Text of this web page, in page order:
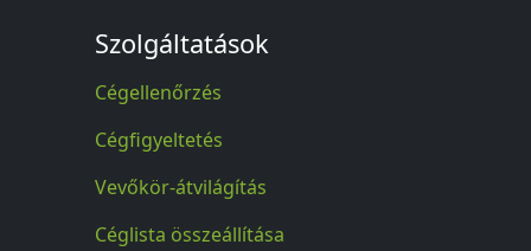
Szolgáltatások
Cégellenőrzés
Cégfigyeltetés
Vevőkör-átvilágítás
Céglista összeállítása